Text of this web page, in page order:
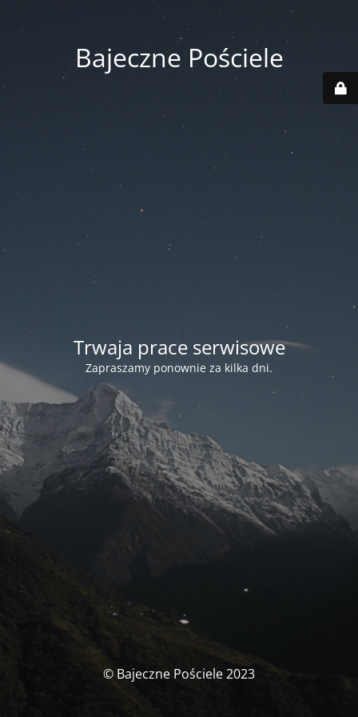
Bajeczne Pościele
Trwaja prace serwisowe
Zapraszamy ponownie za kilka dni.
© Bajeczne Pościele 2023